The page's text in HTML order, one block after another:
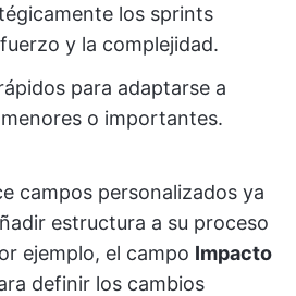
los sprints
y la complejidad.
para adaptarse a
o importantes.
campos personalizados ya
estructura a su proceso
ejemplo, el campo Impacto
definir los cambios